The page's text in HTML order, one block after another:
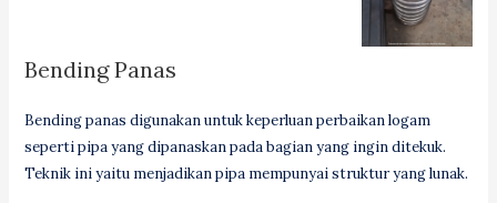
Bending Panas
Bending panas digunakan untuk keperluan perbaikan logam
seperti pipa yang dipanaskan pada bagian yang ingin ditekuk.
Teknik ini yaitu menjadikan pipa mempunyai struktur yang lunak.